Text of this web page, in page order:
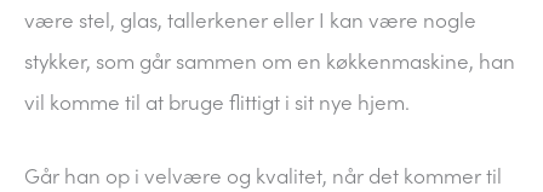
være stel, glas, tallerkener eller I kan være nogle
stykker, som går sammen om en køkkenmaskine, han
vil komme til at bruge flittigt i sit nye hjem.
Går han op i velvære og kvalitet, når det kommer til